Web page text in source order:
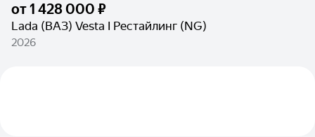
от1 428 000 ₽
Lada (ВАЗ) Vesta I Рестайлинг (NG)
2026